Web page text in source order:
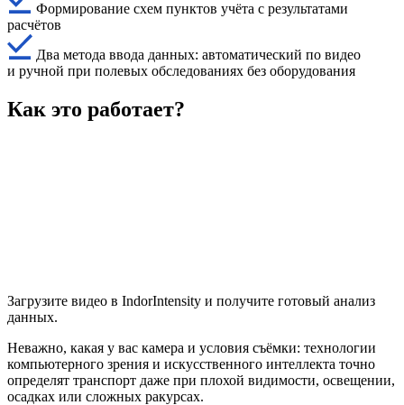
Формирование схем пунктов учёта с результатами
расчётов
Два метода ввода данных: автоматический по видео
и ручной при полевых обследованиях без оборудования
Как это работает?
Загрузите видео в IndorIntensity и получите готовый анализ
данных.
Неважно, какая у вас камера и условия съёмки: технологии
компьютерного зрения и искусственного интеллекта точно
определят транспорт даже при плохой видимости, освещении,
осадках или сложных ракурсах.